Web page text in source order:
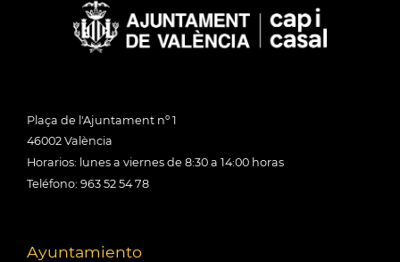
Plaça de l'Ajuntament nº 1
46002 València
Horarios: lunes a viernes de 8:30 a 14:00 horas
Teléfono: 963 52 54 78
Ayuntamiento